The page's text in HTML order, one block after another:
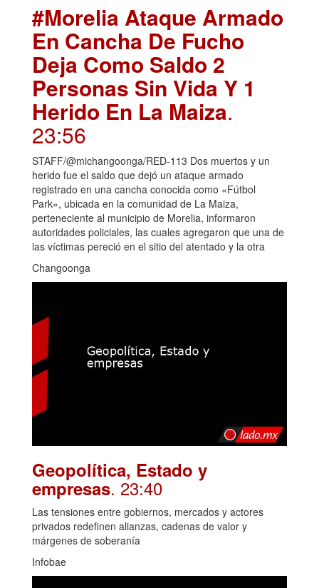
#Morelia Ataque Armado
En Cancha De Fucho
Deja Como Saldo 2
Personas Sin Vida Y 1
Herido En La Maiza.
23:56
STAFF/@michangoonga/RED-113 Dos muertos y un
herido fue el saldo que dejó un ataque armado
registrado en una cancha conocida como «Fútbol
Park», ubicada en la comunidad de La Maiza,
perteneciente al municipio de Morelia, informaron
autoridades policiales, las cuales agregaron que una de
las víctimas pereció en el sitio del atentado y la otra
Changoonga
Geopolítica, Estado y
empresas. 23:40
Las tensiones entre gobiernos, mercados y actores
privados redefinen alianzas, cadenas de valor y
márgenes de soberanía
Infobae